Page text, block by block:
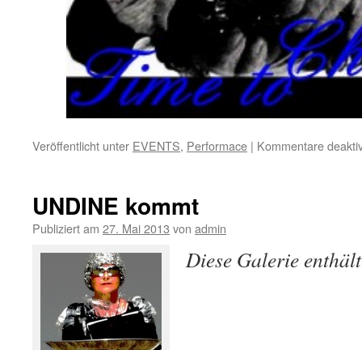
Veröffentlicht unter EVENTS, Performace | Kommentare
UNDINE kommt
Publiziert am 27. Mai 2013 von admin
Diese Galerie